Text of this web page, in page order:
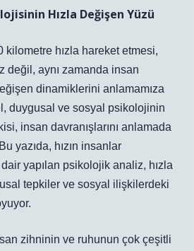
Hızla Değişen Yüzü
kilometre hızla hareket etmesi,
değil, aynı zamanda insan
dinamiklerini anlamamıza
duygusal ve sosyal psikolojinin
insan davranışlarını anlamada
yazıda, hızın insanlar
yapılan psikolojik analiz, hızla
tepkiler ve sosyal ilişkilerdeki
zihninin ve ruhunun çok çeşitli